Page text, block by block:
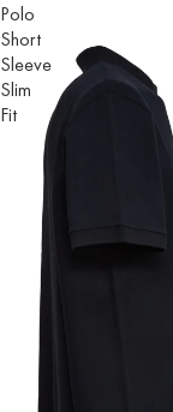
Polo
Short
Sleeve
Slim
Fit